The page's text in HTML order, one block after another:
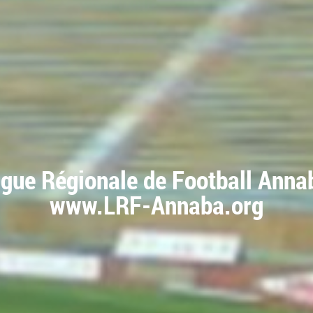
Régionale de Football
www.LRF-Annaba.org